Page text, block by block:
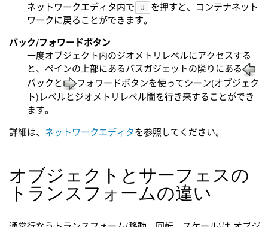
ネットワークエディタ内で
U
を押すと、コンテナネット
ワークに戻ることができます。
バック/フォワードボタン
一度オブジェクト内のジオメトリレベルにアクセスする
と、ペインの上部にあるパスガジェットの隣りにある
バックと
フォワードボタンを使ってシーン(オブジェク
ト)レベルとジオメトリレベル間を行き来することができ
ます。
詳細は、 ネットワークエディタを参照してください。
オブジェクトとサーフェスの
トランスフォームの違い